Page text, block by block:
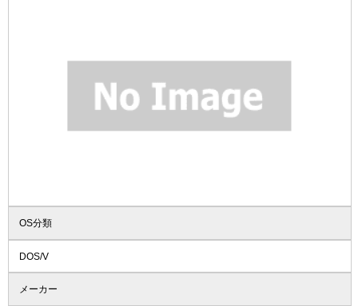
OS分類
DOS/V
メーカー